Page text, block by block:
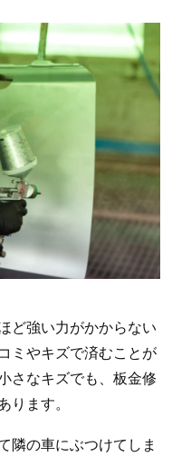
ど強い力がかからない
ミやキズで済むことが
さなキズでも、板金修
ります。
隣の車にぶつけてしま